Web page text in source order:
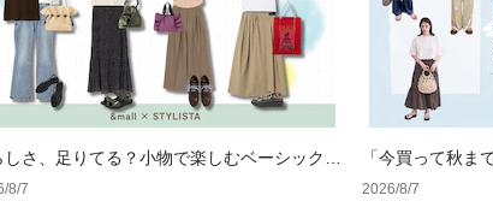
しさ、足りてる？小物で楽しむベーシックコ
4選
8/7
「今買って秋ま
版！男女別正解
2026/8/7